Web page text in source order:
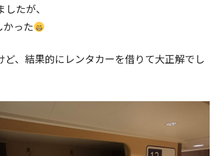
たが、
かった
、結果的にレンタカーを借りて大正解でし